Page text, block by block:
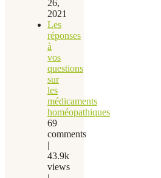
26,
2021
Les
réponses
à
vos
questions
sur
les
médicaments
homéopathiques
69
comments
|
43.9k
views